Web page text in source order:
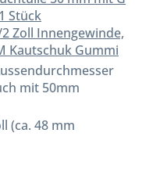
Stück
Zoll Innengewinde,
Kautschuk Gummi
mit 50mm
(ca. 48 mm